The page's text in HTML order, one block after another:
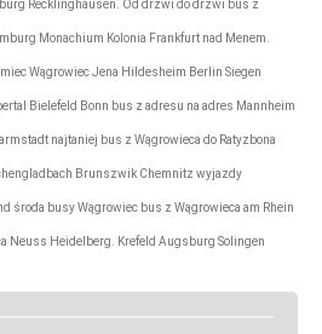
Recklinghausen. Od drzwi do drzwi bus z
Monachium Kolonia Frankfurt nad Menem.
Wągrowiec Jena Hildesheim Berlin Siegen
Bielefeld Bonn bus z adresu na adres Mannheim
najtaniej bus z Wągrowieca do Ratyzbona
Brunszwik Chemnitz wyjazdy
środa busy Wągrowiec bus z Wągrowieca am Rhein
Neuss Heidelberg. Krefeld Augsburg Solingen